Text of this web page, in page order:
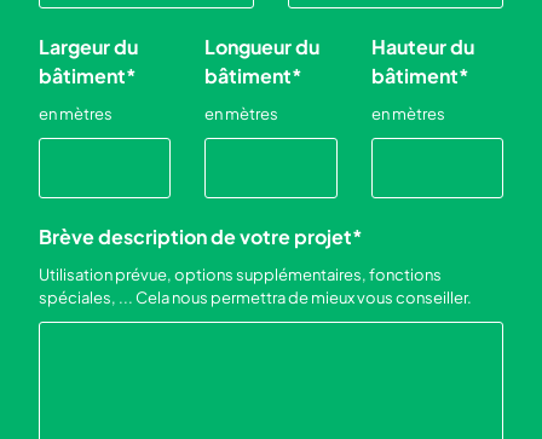
Largeur du
bâtiment*
en mètres
Longueur du
bâtiment*
en mètres
Hauteur du
bâtiment*
en mètres
Brève description de votre projet*
Utilisation prévue, options supplémentaires, fonctions
spéciales, ... Cela nous permettra de mieux vous conseiller.